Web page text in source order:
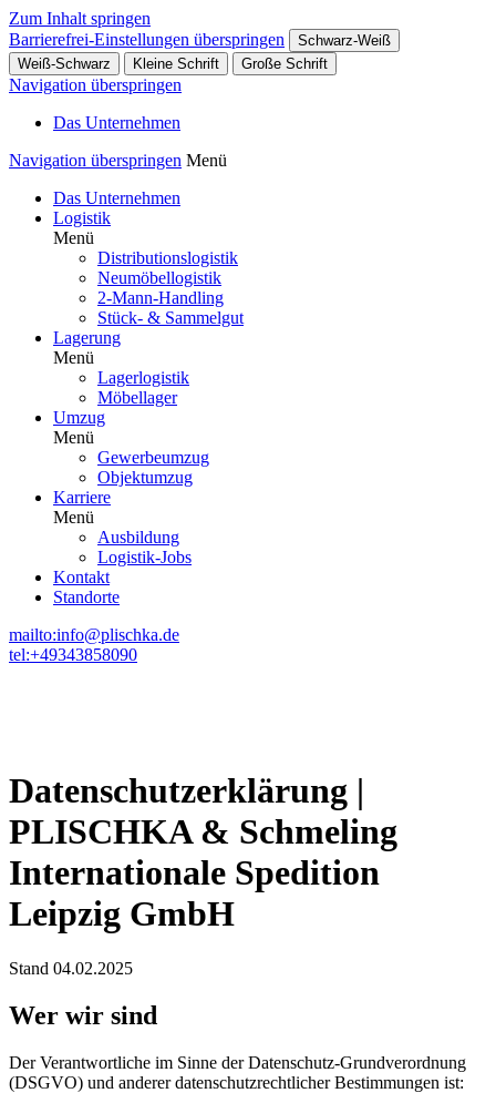
Zum Inhalt springen
Barrierefrei-Einstellungen überspringen
Schwarz-Weiß
Weiß-Schwarz
Kleine Schrift Große Schrift
Navigation überspringen
Das Unternehmen
Navigation überspringen Menü
Das Unternehmen
Logistik
Menü
Distributionslogistik
Neumöbellogistik
2-Mann-Handling
Stück- & Sammelgut
Lagerung
Menü
Lagerlogistik
Möbellager
Umzug
Menü
Gewerbeumzug
Objektumzug
Karriere
Menü
Ausbildung
Logistik-Jobs
Kontakt
Standorte
mailto:info@plischka.de
tel:+49343858090
Datenschutzerklärung |
PLISCHKA & Schmeling
Internationale Spedition
Leipzig GmbH
Stand 04.02.2025
Wer wir sind
Der Verantwortliche im Sinne der Datenschutz-Grundverordnung
(DSGVO) und anderer datenschutzrechtlicher Bestimmungen ist: